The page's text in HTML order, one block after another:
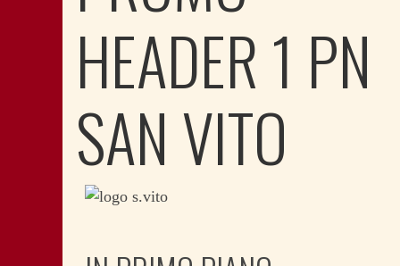
HEADER 1 PN
SAN VITO